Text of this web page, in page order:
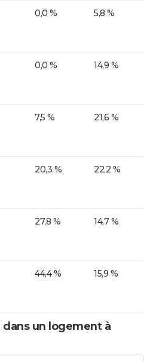
0,0 % 5,8 %
0,0 % 14,9 %
7,5 % 21,6 %
20,3 % 22,2 %
27,8 % 14,7 %
44,4 % 15,9 %
un logement à